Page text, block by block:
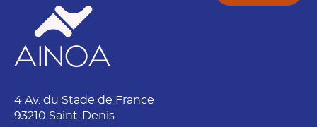
N
o
4 Av. du Stade de France
93210 Saint-Denis